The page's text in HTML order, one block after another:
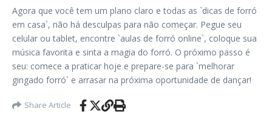
Agora que você tem um plano claro e todas as `dicas de forró
em casa`, não há desculpas para não começar. Pegue seu
celular ou tablet, encontre `aulas de forró online`, coloque sua
música favorita e sinta a magia do forró. O próximo passo é
seu: comece a praticar hoje e prepare-se para `melhorar
gingado forró` e arrasar na próxima oportunidade de dançar!
Share Article